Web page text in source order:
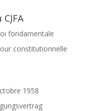
fondamentale
constitutionnelle
1958